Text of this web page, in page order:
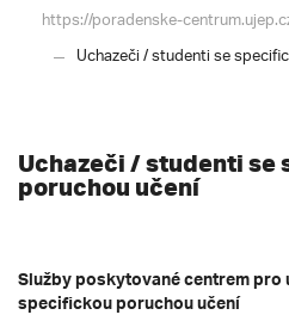
https://poradenske-
Uchazeči / studenti se
Uchazeči / studenti se
poruchou učení
Služby poskytované centrem pro
specifickou poruchou učení